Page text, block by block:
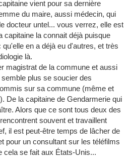
vient pour sa dernière
du maire, aussi médecin, qui
docteur untel... vous verrez, elle est
capitaine la connait déjà puisque
en a déjà eu d'autres, et très
là.
magistrat de la commune et aussi
plus se soucier des
sur sa commune (même et
De la capitaine de Gendarmerie qui
Alors que ce sont tous deux des
souvent et travaillent
il est peut-être temps de lâcher de
pour un consultant sur les téléfilms
se fait aux États-Unis...